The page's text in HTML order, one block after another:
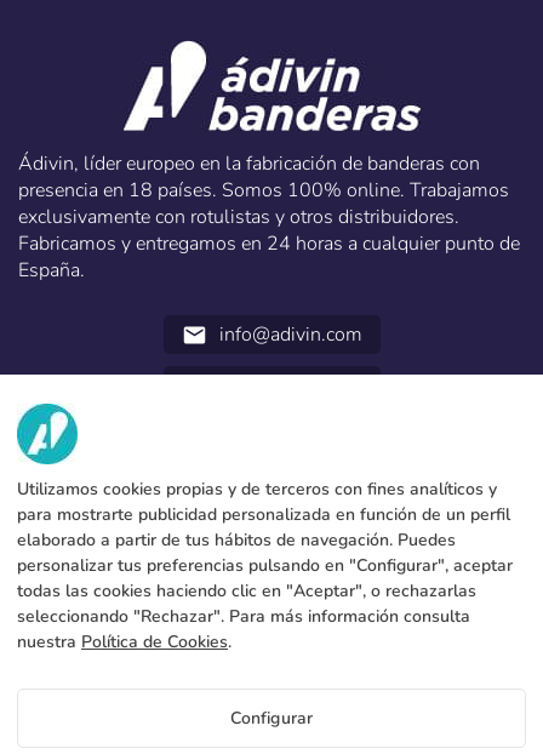
Precios Accesorios para mástiles de aluminio
Si quieres saber precios de Accesorios para mástiles de aluminio
Ádivin, líder europeo en la fabricación de banderas con
presencia en 18 países. Somos 100% online. Trabajamos
exclusivamente con rotulistas y otros distribuidores.
Fabricamos y entregamos en 24 horas a cualquier punto de
España.
email info@adivin.com
NOSOTROS
Fábrica
Contacto
Blog
SERVICIOS
Formas de pago
Produccion y envio
FAQs
DATOS LEGALES
Aviso legal
Condiciones generales de contratación
Politica de cookies
Política de privacidad
Utilizamos cookies propias y de terceros con fines analíticos y
para mostrarte publicidad personalizada en función de un perfil
elaborado a partir de tus hábitos de navegación. Puedes
personalizar tus preferencias pulsando en "Configurar", aceptar
todas las cookies haciendo clic en "Aceptar", o rechazarlas
seleccionando "Rechazar". Para más información consulta
nuestra Política de Cookies.
Configurar